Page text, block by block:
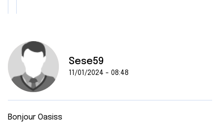
Sese59
11/01/2024 - 08:48
Bonjour Oasiss